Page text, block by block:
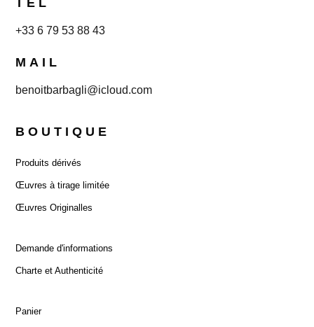
+33 6 79 53 88 43
MAIL
benoitbarbagli@icloud.com
BOUTIQUE
Produits dérivés
Œuvres à tirage limitée
Œuvres Originalles
Demande d'informations
Charte et Authenticité
Panier